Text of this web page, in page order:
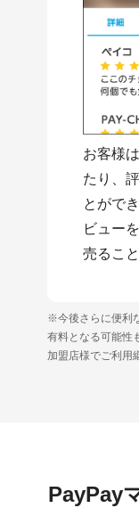
お客様
たり、
とがで
ビュー
売るこ
※今後さらに便利
有料となる可能性
加盟店様でご利用
PayPay